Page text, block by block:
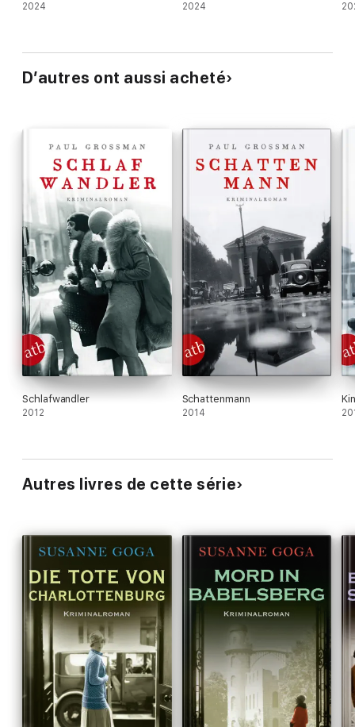
2024 2024
D’autres ont aussi acheté
Schlafwandler
2012
Schattenmann
2014
Autres livres de cette série